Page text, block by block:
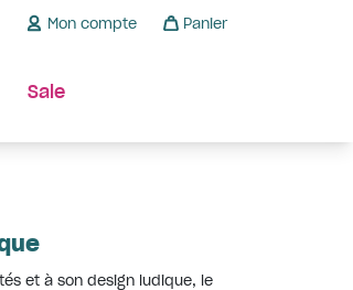
Mon compte Panier
Sale
et à son design ludique, le